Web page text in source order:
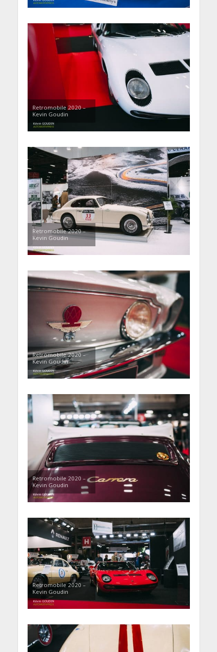
Retromobile 2020 –
Kevin Goudin
Retromobile 2020 –
Kevin Goudin
Retromobile 2020 –
Kevin Goudin
Retromobile 2020 –
Kevin Goudin
Retromobile 2020 –
Kevin Goudin